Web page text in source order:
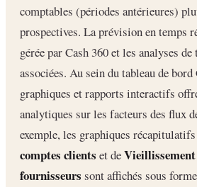
comptables (périodes antérieures)
prospectives. La prévision en temps
gérée par Cash 360 et les analyses
associées. Au sein du tableau de
graphiques et rapports interactifs
analytiques sur les facteurs des flux
exemple, les graphiques
comptes clients et deVieillissement
fournisseurs sont affichés sous